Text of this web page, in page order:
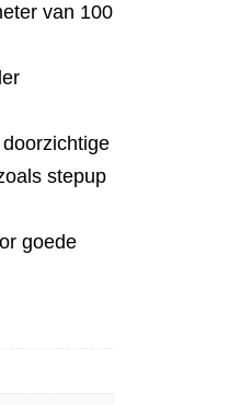
van 100
stepup
goede